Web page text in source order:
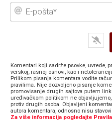
Komentari koji sadrže psovke, uvrede,
verskoj, rasnoj osnovi, kao i
Prilikom pisanja komentara vodite
pravilima. Nije dozvoljeno pisanje
promovisanje drugih sajtova putem
uređivačkom politikom ne
protiv drugih osoba. Objavljeni
autora komentara, odnosno nisu
Za više informacija pogledajte